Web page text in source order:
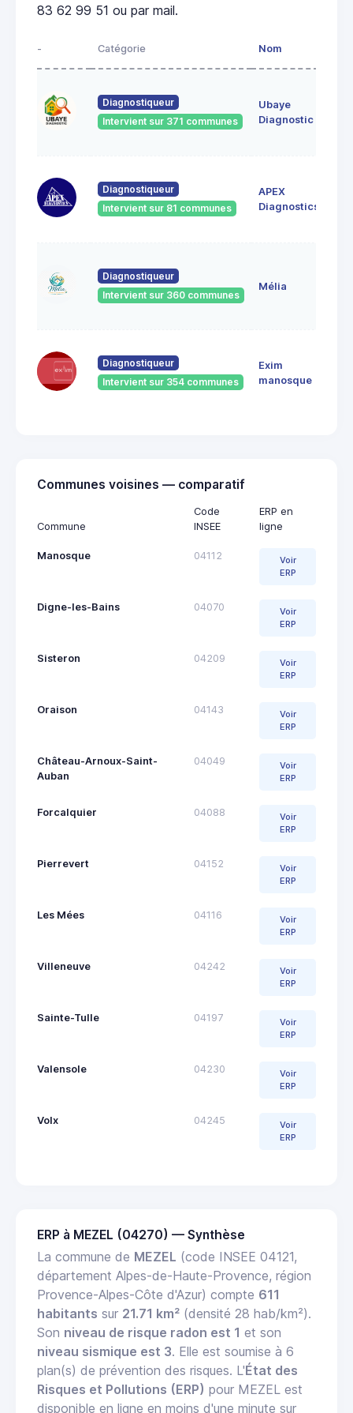
83 62 99 51 ou par mail.
- Catégorie Nom
Diagnostiqueur
Intervient sur 371 communes
Ubaye
Diagnostic
Diagnostiqueur
Intervient sur 81 communes
APEX
Diagnostics
Diagnostiqueur
Intervient sur 360 communes
Mélia
Diagnostiqueur
Intervient sur 354 communes
Exim
manosque
Communes voisines — comparatif
Commune
Code
INSEE
ERP en
ligne
Manosque 04112
Voir
ERP
Digne-les-Bains 04070
Voir
ERP
Sisteron 04209
Voir
ERP
Oraison 04143
Voir
ERP
Château-Arnoux-Saint-
Auban
04049
Voir
ERP
Forcalquier 04088
Voir
ERP
Pierrevert 04152
Voir
ERP
Les Mées 04116
Voir
ERP
Villeneuve 04242
Voir
ERP
Sainte-Tulle 04197
Voir
ERP
Valensole 04230
Voir
ERP
Volx 04245
Voir
ERP
ERP à MEZEL (04270) — Synthèse
La commune de MEZEL (code INSEE 04121,
département Alpes-de-Haute-Provence, région
Provence-Alpes-Côte d'Azur) compte 611
habitants sur 21.71 km² (densité 28 hab/km²).
Son niveau de risque radon est 1 et son
niveau sismique est 3. Elle est soumise à 6
plan(s) de prévention des risques. L'État des
Risques et Pollutions (ERP) pour MEZEL est
disponible en ligne en moins d'une minute sur